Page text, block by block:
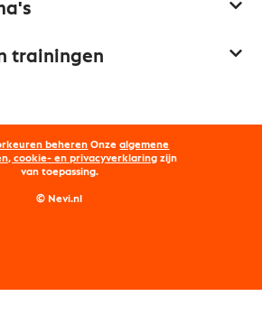
trainingen
beheren Onzealgemene
cookie- en privacyverklaring zijn
van toepassing.
© Nevi.nl